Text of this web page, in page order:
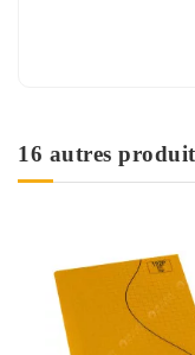
16 autres